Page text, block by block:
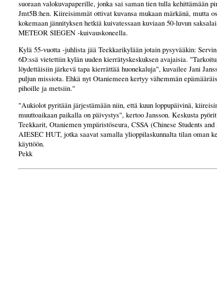
suoraan valokuvapaperille, jonka sai saman tien tulla kehittämään
Jmt5B:hen. Kiireisimmät ottivat kuvansa mukaan märkänä, mutta
kokemaan jännityksen hetkiä kuivatessaan kuviaan 50-luvun
METEOR SIEGEN -kuivauskoneella.
Kylä 55-vuotta -juhlista jää Teekkarikylään jotain pysyvääkin:
6D:ssä vietettiin kylän uuden kierrätyskeskuksen avajaisia.
löydettäisiin järkevä tapa kierrättää huonekaluja", kuvailee Jani
puljun missiota. Ehkä nyt Otaniemeen kertyy vähemmän
pihoille ja metsiin."
"Aukiolot pyritään järjestämään niin, että kuun loppupäivinä,
muuttoaikaan paikalla on päivystys", kertoo Jansson. Keskusta
Teekkarit, Otaniemen ympäristöseura, CSSA (Chinese Students and
AIESEC HUT, jotka saavat samalla ylioppilaskunnalta tilan oman
käyttöön.
Pekk